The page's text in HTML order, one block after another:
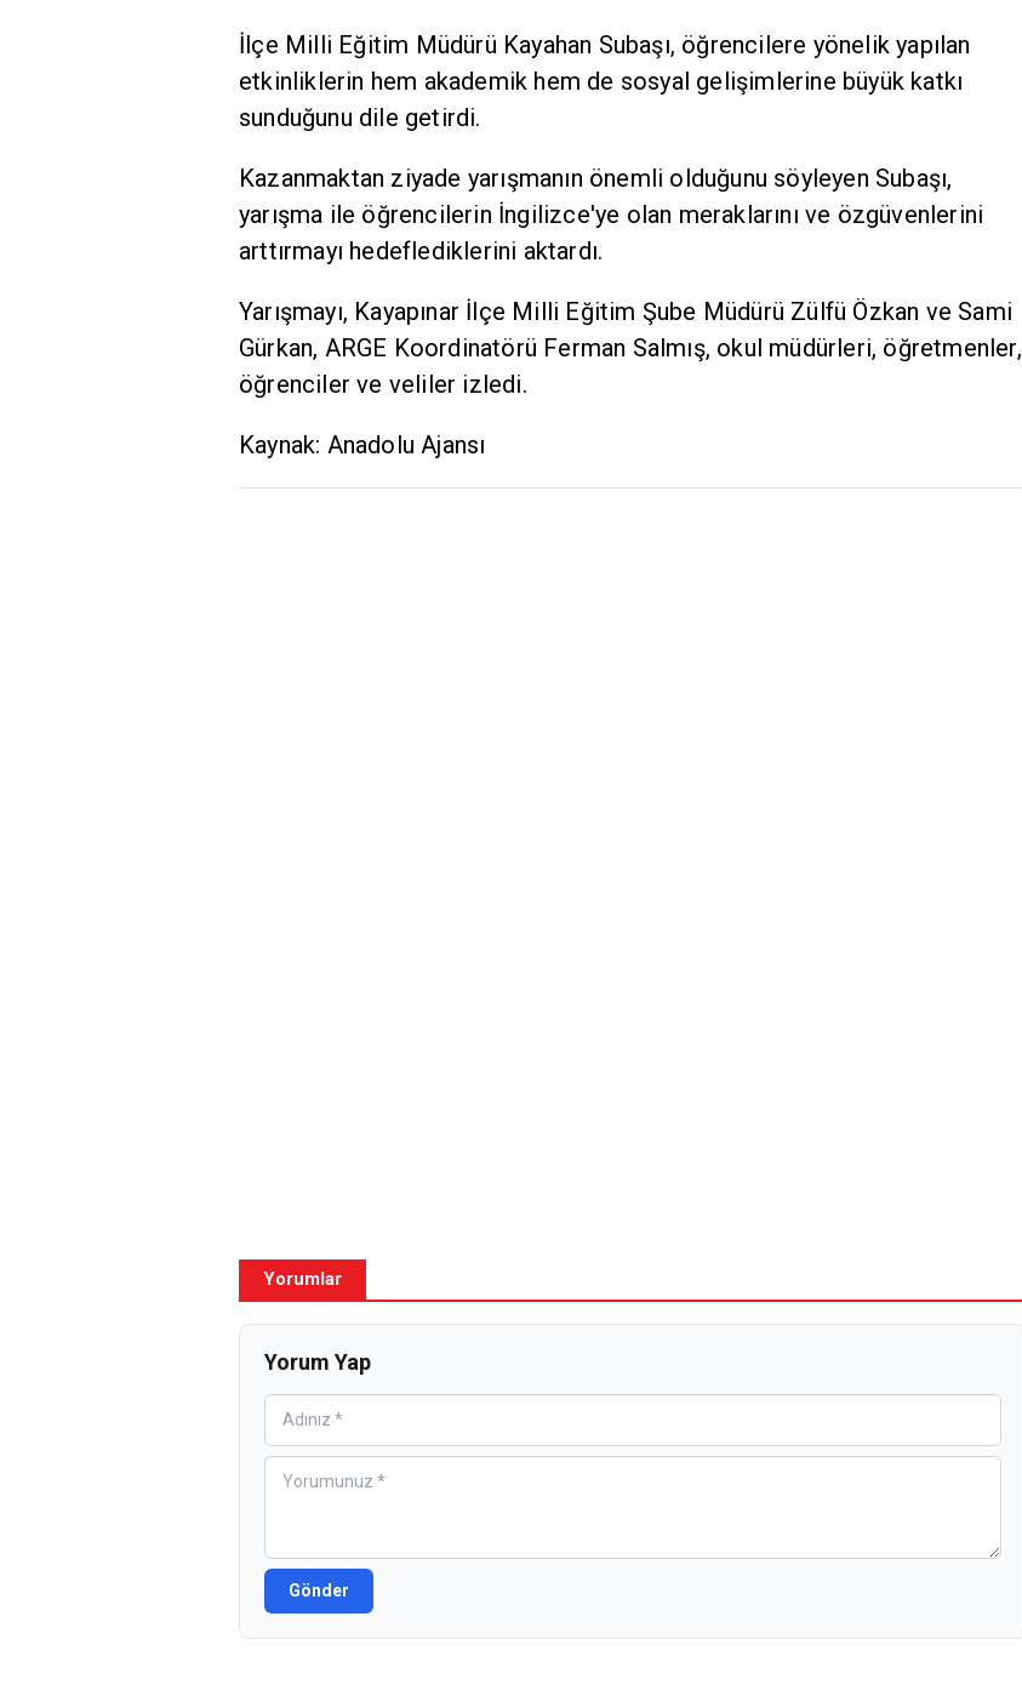
İlçe Milli Eğitim Müdürü Kayahan Subaşı, öğrencilere yönelik yapılan
etkinliklerin hem akademik hem de sosyal gelişimlerine büyük katkı
sunduğunu dile getirdi.
Kazanmaktan ziyade yarışmanın önemli olduğunu söyleyen Subaşı,
yarışma ile öğrencilerin İngilizce'ye olan meraklarını ve özgüvenlerini
arttırmayı hedeflediklerini aktardı.
Yarışmayı, Kayapınar İlçe Milli Eğitim Şube Müdürü Zülfü Özkan ve Sami
Gürkan, ARGE Koordinatörü Ferman Salmış, okul müdürleri, öğretmenler,
öğrenciler ve veliler izledi.
Kaynak: Anadolu Ajansı
Yorumlar
Yorum Yap
Gönder